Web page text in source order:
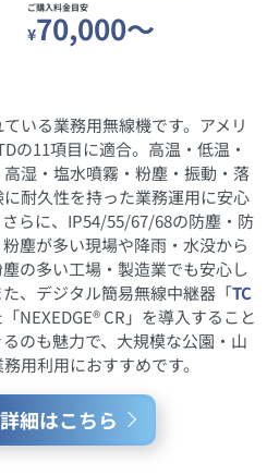
ご購入料金目安
¥70,000～
いる業務用無線機です。アメリ
の11項目に適合。高温・低温・
湿・塩水噴霧・粉塵・振動・落
耐久性を持った業務運用に安心
らに、IP54/55/67/68の防塵・防
塵が多い現場や降雨・水没から
の多い工場・製造業でも安心し
、デジタル簡易無線中継器「TC
NEXEDGE® CR」を導入すること
のも魅力で、大規模な公園・山
用利用におすすめです。
細はこちら